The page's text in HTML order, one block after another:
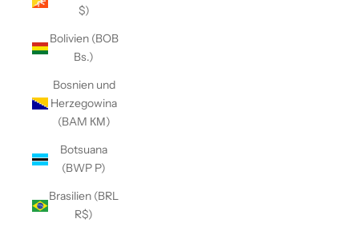
$)
Bolivien (BOB
Bs.)
Bosnien und
Herzegowina
(BAM КМ)
Botsuana
(BWP P)
Brasilien (BRL
R$)